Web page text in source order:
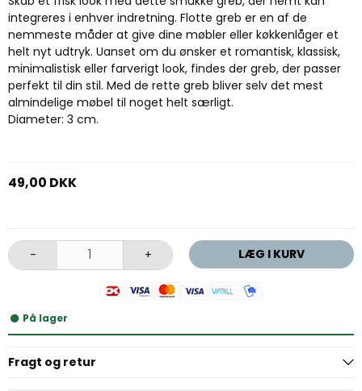
integreres i enhver indretning. Flotte greb er en af de
nemmeste måder at give dine møbler eller køkkenlåger et
helt nyt udtryk. Uanset om du ønsker et romantisk, klassisk,
minimalistisk eller farverigt look, findes der greb, der passer
perfekt til din stil. Med de rette greb bliver selv det mest
almindelige møbel til noget helt særligt.
Diameter: 3 cm.
49,00 DKK
- + LÆG I KURV
På lager
Fragt og retur